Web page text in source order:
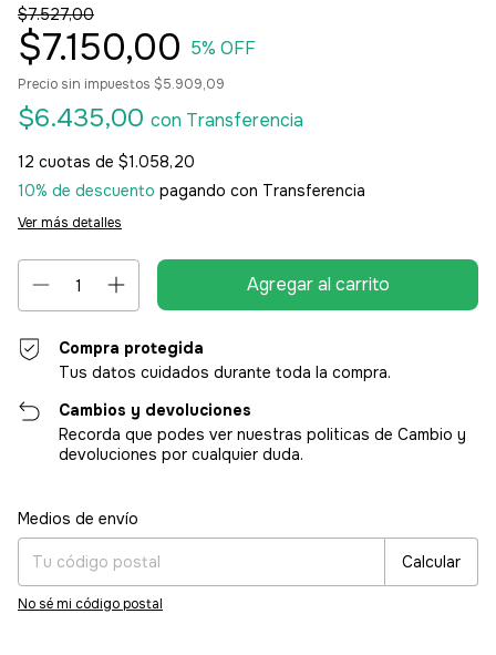
$7.527,00
$7.150,00 5% OFF
Precio sin impuestos $5.909,09
$6.435,00 con Transferencia
12 cuotas de $1.058,20
10% de descuento pagando con Transferencia
Ver más detalles
Compra protegida
Tus datos cuidados durante toda la compra.
Cambios y devoluciones
Recorda que podes ver nuestras politicas de Cambio y
devoluciones por cualquier duda.
Entregas para el CP:
Medios de envío
Calcular
No sé mi código postal